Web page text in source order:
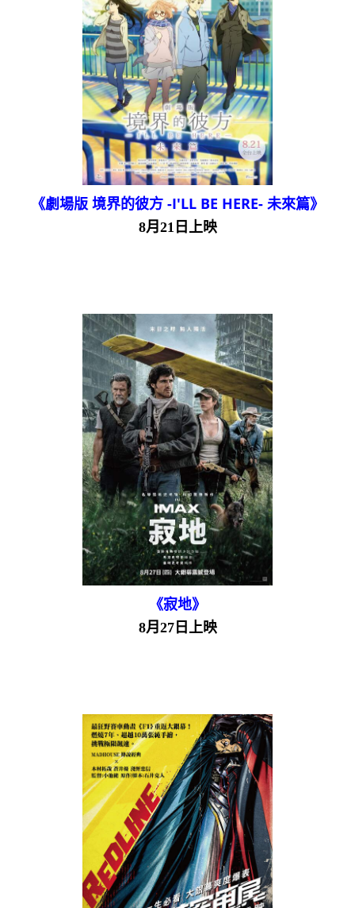
《劇場版 境界的彼方 -I'LL BE HERE- 未來篇》
8月21日上映
《寂地》
8月27日上映